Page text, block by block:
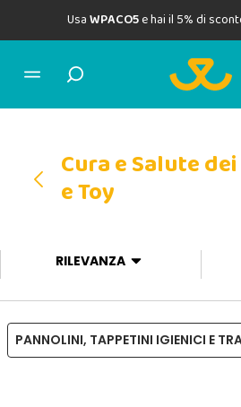
UsaWPACO5e hai il 5% di
Cura e Salute
e Toy
RILEVANZA
PANNOLINI, TAPPETINI IGIENICI E